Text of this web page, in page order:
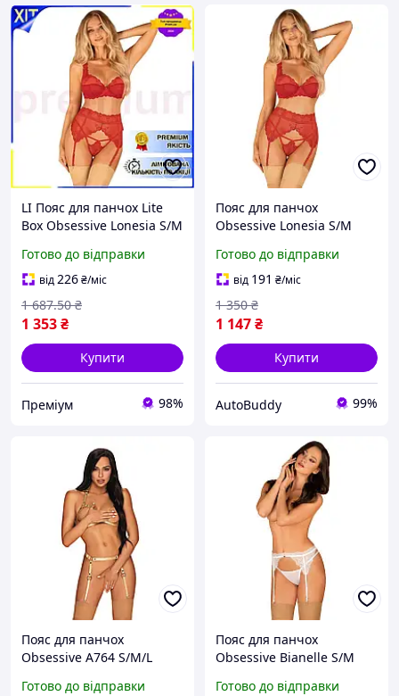
LI Пояс для панчох Lite
Box Obsessive Lonesia S/M
Готово до відправки
від226₴/міс
1 353₴
1 687.50 ₴
Купити
Преміум 98%
Пояс для панчох
Obsessive Lonesia S/M
Готово до відправки
від 191 ₴/міс
1 147₴
1 350 ₴
Купити
AutoBuddy 99%
Пояс для панчох
Obsessive A764 S/M/L
Готово до відправки
Пояс для панчох
Obsessive Bianelle S/M
Готово до відправки